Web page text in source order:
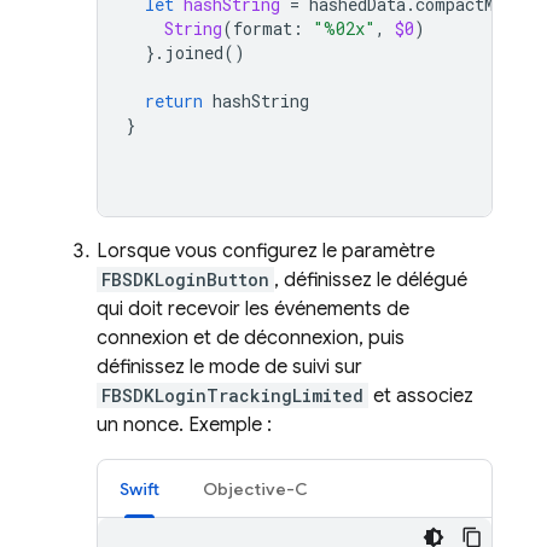
String(format : "%02x" , $0)
}. joined()
return hashString
}
Lorsque vous configurez le paramètre
FBSDKLoginButton , définissez le délégué
qui doit recevoir les événements de
connexion et de déconnexion, puis
définissez le mode de suivi sur
FBSDKLoginTrackingLimited et associez
un nonce. Exemple :
Swift Objective-C